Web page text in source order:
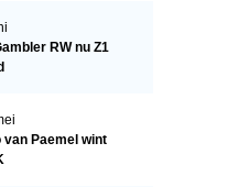
of pony toevoegen
en registratie
RW nu Z1
van Paemel wint